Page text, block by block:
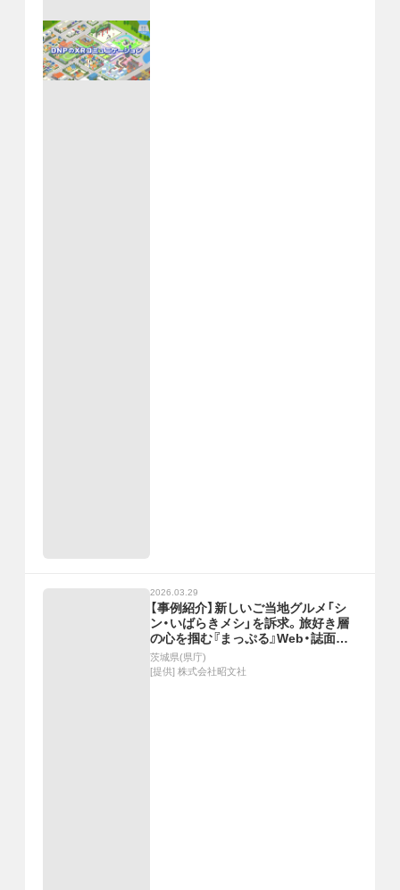
2026.03.29
【事例紹介】新しいご当地グルメ「シ
ン・いばらきメシ」を訴求。旅好き層
の心を掴む『まっぷる』Web・誌面タ
イアップ
茨城県(県庁)
[提供] 株式会社昭文社